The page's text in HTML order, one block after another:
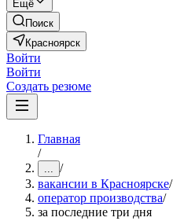
Ещё
Поиск
Красноярск
Войти
Войти
Создать резюме
Главная
/
... /
вакансии в Красноярске/
оператор производства/
за последние три дня